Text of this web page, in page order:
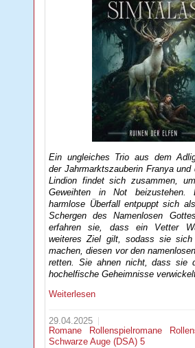
Ein ungleiches Trio aus dem
der Jahrmarktszauberin Franya und
Lindion findet sich zusammen,
Geweihten in Not beizustehen.
harmlose Überfall entpuppt sich
Schergen des Namenlosen
erfahren sie, dass ein Vetter
weiteres Ziel gilt, sodass sie
machen, diesen vor den
retten. Sie ahnen nicht, dass sie
hochelfische Geheimnisse
Weiterlesen
29.04.2025
Romane
Rollenspielromane
Schwarze Auge (DSA) 5